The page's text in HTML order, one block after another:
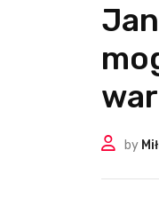
by